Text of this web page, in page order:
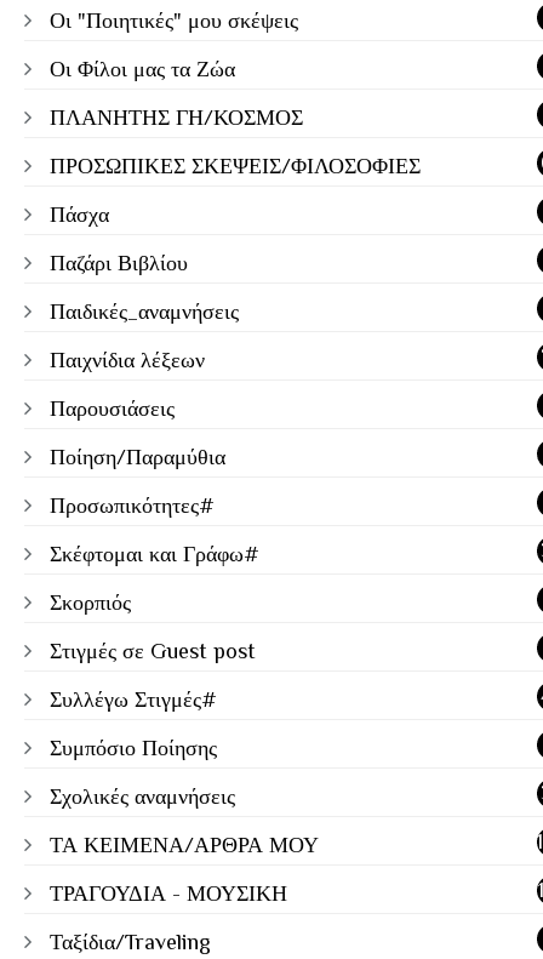
Οι "Ποιητικές" μου σκέψεις
Οι Φίλοι μας τα Ζώα
ΠΛΑΝΗΤΗΣ ΓΗ/ΚΟΣΜΟΣ
ΠΡΟΣΩΠΙΚΕΣ ΣΚΕΨΕΙΣ/ΦΙΛΟΣΟΦΙΕΣ
Πάσχα
Παζάρι Βιβλίου
Παιδικές_αναμνήσεις
Παιχνίδια λέξεων
Παρουσιάσεις
Ποίηση/Παραμύθια
Προσωπικότητες#
Σκέφτομαι και Γράφω#
Σκορπιός
Στιγμές σε Guest post
Συλλέγω Στιγμές#
Συμπόσιο Ποίησης
Σχολικές αναμνήσεις
ΤΑ ΚΕΙΜΕΝΑ/ΑΡΘΡΑ ΜΟΥ
ΤΡΑΓΟΥΔΙΑ - ΜΟΥΣΙΚΗ
Ταξίδια/Traveling